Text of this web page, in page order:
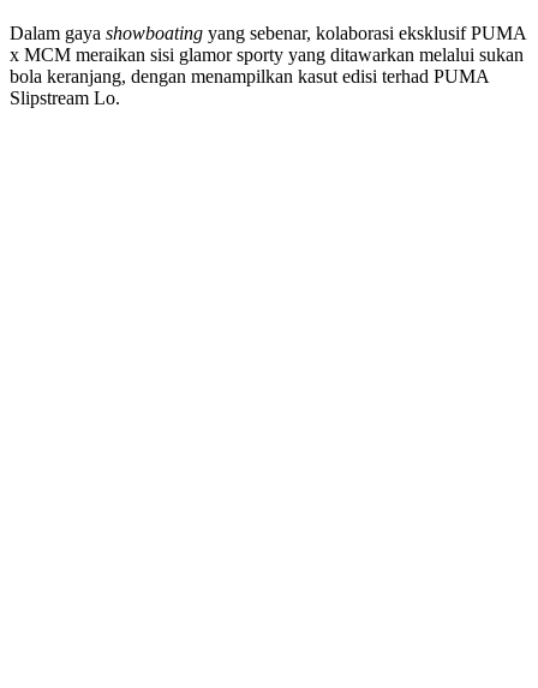
Dalam gaya showboating yang sebenar, kolaborasi eksklusif PUMA
x MCM meraikan sisi glamor sporty yang ditawarkan melalui sukan
bola keranjang, dengan menampilkan kasut edisi terhad PUMA
Slipstream Lo.